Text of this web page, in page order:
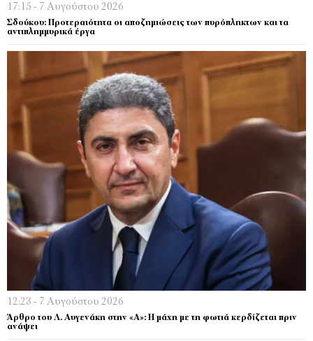
17:15 - 7 Αυγούστου 2026
Σδούκου: Προτεραιότητα οι αποζημιώσεις των πυρόπληκτων και τα
αντιπλημμυρικά έργα
12:23 - 7 Αυγούστου 2026
Άρθρο του Λ. Αυγενάκη στην «Α»: Η μάχη με τη φωτιά κερδίζεται πριν
ανάψει